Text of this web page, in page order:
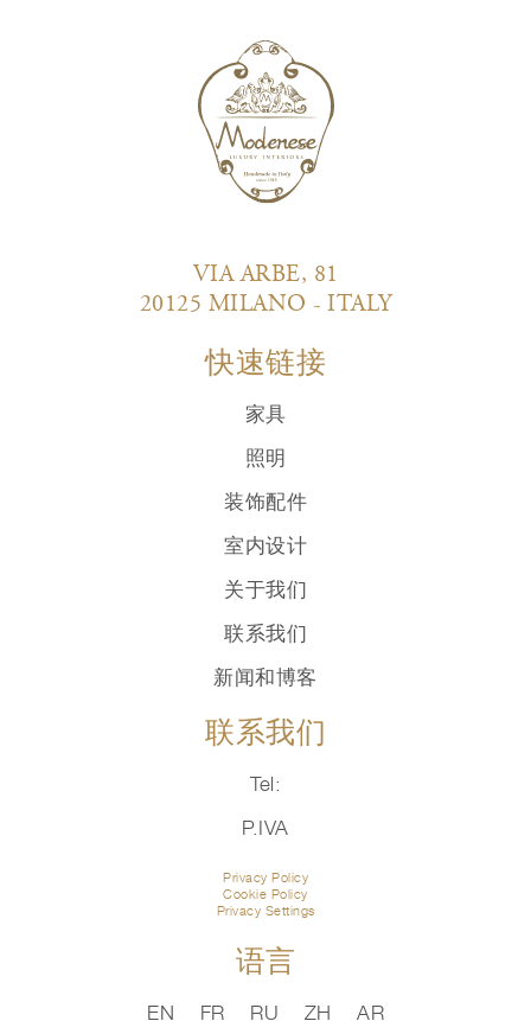
VIA ARBE, 81
20125 MILANO - ITALY
快速链接
家具
照明
装饰配件
室内设计
关于我们
联系我们
新闻和博客
联系我们
Tel:
P.IVA
Privacy Policy
Cookie Policy
Privacy Settings
语言
EN FR RU ZH AR